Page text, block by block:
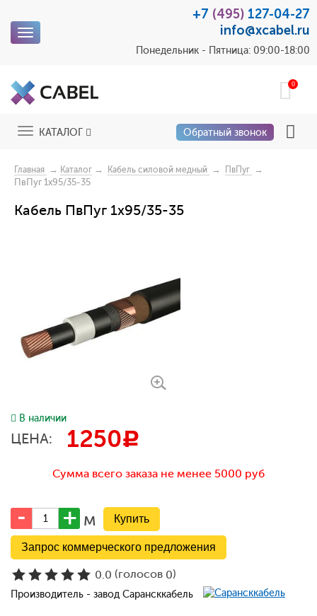
Toggle
+7 (495) 127-04-27
info@xcabel.ru
Понедельник - Пятница: 09:00-18:00
0
ToggleКАТАЛОГ Обратный звонок
Главная → Каталог → Кабель силовой медный → ПвПуг →
ПвПуг 1x95/35-35
Кабель ПвПуг 1x95/35-35
В наличии
ЦЕНА: 1250c
Сумма всего заказа не менее 5000 руб
м
Запрос коммерческого предложения
0.0 (голосов 0)
Производитель - завод Сарансккабель